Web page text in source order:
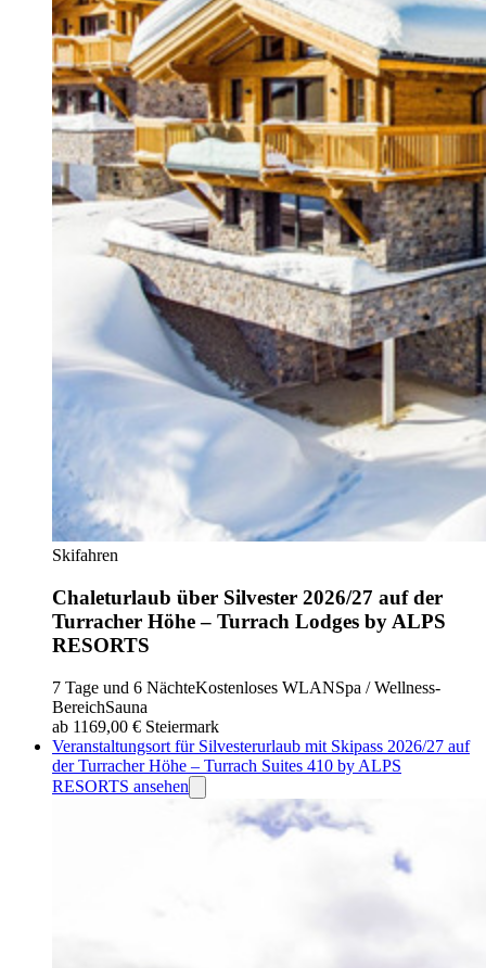
Skifahren
Chaleturlaub über Silvester 2026/27 auf der
Turracher Höhe – Turrach Lodges by ALPS
RESORTS
7 Tage und 6 NächteKostenloses WLANSpa / Wellness-
BereichSauna
ab 1169,00 € Steiermark
Veranstaltungsort für Silvesterurlaub mit Skipass 2026/27 auf
der Turracher Höhe – Turrach Suites 410 by ALPS
RESORTS ansehen